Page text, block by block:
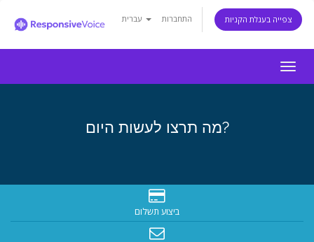
התחברות צפייה בעגלת הקניות
מה תרצו לעשות היום?
ביצוע תשלום